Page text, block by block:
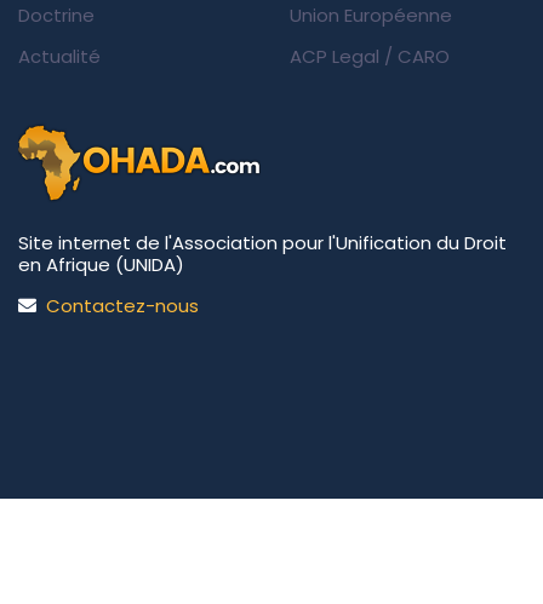
Doctrine
Actualité
Union Européenne
ACP Legal / CARO
Site internet de l'Association pour l'Unification du Droit
en Afrique (UNIDA)
Contactez-nous